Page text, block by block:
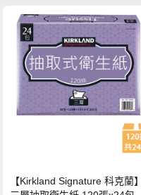
【Kirkland Signature 科克蘭】